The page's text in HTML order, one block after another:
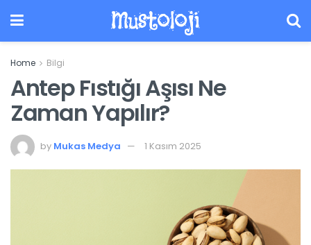
Mustoloji
Home Bilgi
Antep Fıstığı Aşısı Ne
Zaman Yapılır?
by Mukas Medya 1 Kasım 2025